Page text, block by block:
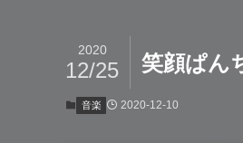
笑顔ぱん
2020
12/25
音楽 2020-12-10